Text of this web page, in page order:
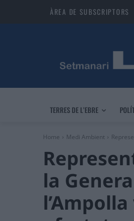
ÀREA DE SUBSCRIPTORS
TERRES DE L’EBRE
Home Medi Ambient
la